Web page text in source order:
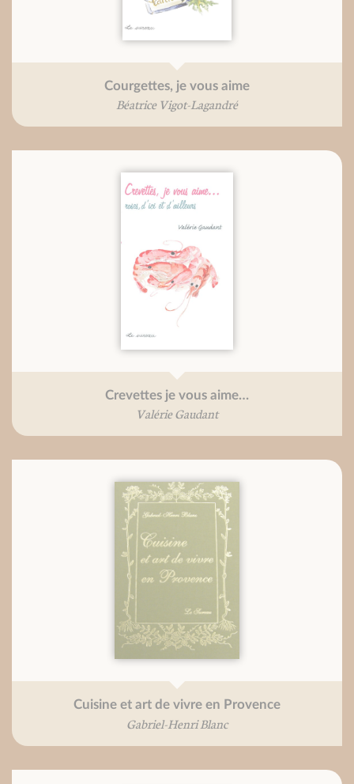
Courgettes, je vous aime
Béatrice Vigot-Lagandré
Crevettes je vous aime…
Valérie Gaudant
Cuisine et art de vivre en Provence
Gabriel-Henri Blanc